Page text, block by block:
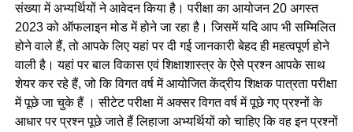
संख्या में अभ्यर्थियों ने आवेदन किया है। परीक्षा का आयोजन 20 अगस्त
2023 को ऑफलाइन मोड में होने जा रहा है। जिसमें यदि आप भी सम्मिलित
होने वाले हैं, तो आपके लिए यहां पर दी गई जानकारी बेहद ही महत्वपूर्ण होने
वाली है। यहां पर बाल विकास एवं शिक्षाशास्त्र के ऐसे प्रश्न आपके साथ
शेयर कर रहे हैं, जो कि विगत वर्ष में आयोजित केंद्रीय शिक्षक पात्रता परीक्षा
में पूछे जा चुके हैं । सीटेट परीक्षा में अक्सर विगत वर्ष में पूछे गए प्रश्नों के
आधार पर प्रश्न पूछे जाते हैं लिहाजा अभ्यर्थियों को चाहिए कि वह इन प्रश्नों